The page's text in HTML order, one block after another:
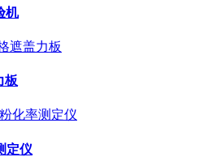
机
板
定仪